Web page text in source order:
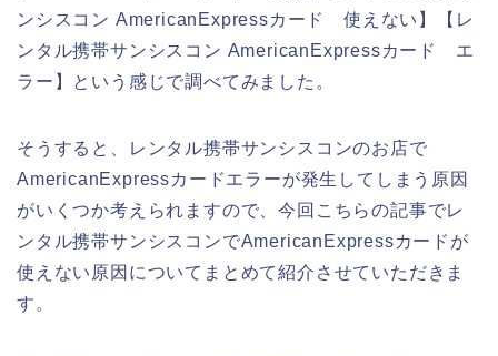
ンシスコン AmericanExpressカード 使えない】【レ
ンタル携帯サンシスコン AmericanExpressカード エ
ラー】という感じで調べてみました。
そうすると、レンタル携帯サンシスコンのお店で
AmericanExpressカードエラーが発生してしまう原因
がいくつか考えられますので、今回こちらの記事でレ
ンタル携帯サンシスコンでAmericanExpressカードが
使えない原因についてまとめて紹介させていただきま
す。